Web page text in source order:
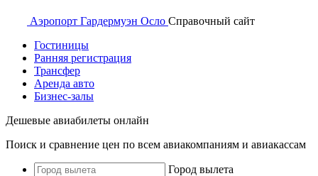
Аэропорт Гардермуэн Осло Справочный сайт
Гостиницы
Ранняя регистрация
Трансфер
Аренда авто
Бизнес-залы
Дешевые авиабилеты онлайн
Поиск и сравнение цен по всем авиакомпаниям и авиакассам
Город вылета